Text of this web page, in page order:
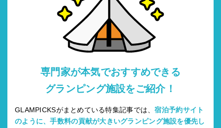
専門家が本気でおすすめできる
グランピング施設をご紹介！
GLAMPICKSがまとめている特集記事では、宿泊予約サイト
のように、手数料の貢献が大きいグランピング施設を優先し